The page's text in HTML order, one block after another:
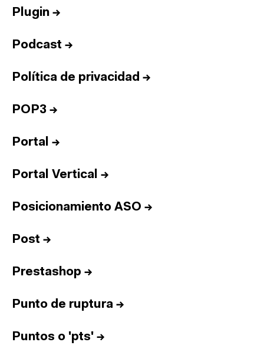
Plugin →
Podcast →
Política de privacidad →
POP3 →
Portal →
Portal Vertical →
Posicionamiento ASO →
Post →
Prestashop →
Punto de ruptura →
Puntos o 'pts' →